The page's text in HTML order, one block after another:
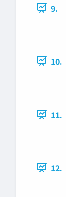
9.
10.
11.
12.